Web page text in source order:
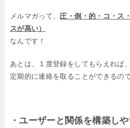
メルマガって、 圧・倒・的・コ・ス
スが高い）
なんです！
あとは、１度登録をしてもらえれば
定期的に連絡を取ることができるので
・ユーザーと関係を構築し